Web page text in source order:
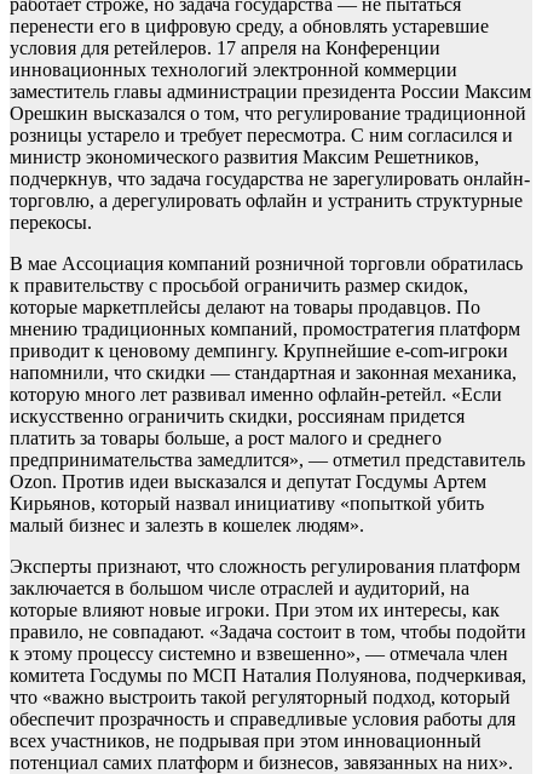
перенести его в цифровую среду, а обновлять устаревшие
условия для ретейлеров. 17 апреля на Конференции
инновационных технологий электронной коммерции
заместитель главы администрации президента России Максим
Орешкин высказался о том, что регулирование традиционной
розницы устарело и требует пересмотра. С ним согласился и
министр экономического развития Максим Решетников,
подчеркнув, что задача государства не зарегулировать онлайн-
торговлю, а дерегулировать офлайн и устранить структурные
перекосы.
В мае Ассоциация компаний розничной торговли обратилась
к правительству с просьбой ограничить размер скидок,
которые маркетплейсы делают на товары продавцов. По
мнению традиционных компаний, промостратегия платформ
приводит к ценовому демпингу. Крупнейшие e-com-игроки
напомнили, что скидки — стандартная и законная механика,
которую много лет развивал именно офлайн-ретейл. «Если
искусственно ограничить скидки, россиянам придется
платить за товары больше, а рост малого и среднего
предпринимательства замедлится», — отметил представитель
Ozon. Против идеи высказался и депутат Госдумы Артем
Кирьянов, который назвал инициативу «попыткой убить
малый бизнес и залезть в кошелек людям».
Эксперты признают, что сложность регулирования платформ
заключается в большом числе отраслей и аудиторий, на
которые влияют новые игроки. При этом их интересы, как
правило, не совпадают. «Задача состоит в том, чтобы подойти
к этому процессу системно и взвешенно», — отмечала член
комитета Госдумы по МСП Наталия Полуянова, подчеркивая,
что «важно выстроить такой регуляторный подход, который
обеспечит прозрачность и справедливые условия работы для
всех участников, не подрывая при этом инновационный
потенциал самих платформ и бизнесов, завязанных на них».